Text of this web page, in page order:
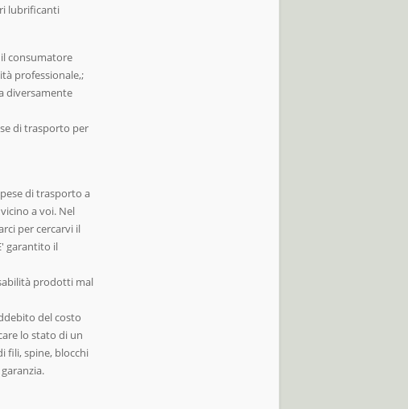
lubrificanti
consumatore
professionale,;
diversamente
di trasporto per
di trasporto a
a voi. Nel
per cercarvi il
il
prodotti mal
del costo
lo stato di un
fili, spine, blocchi